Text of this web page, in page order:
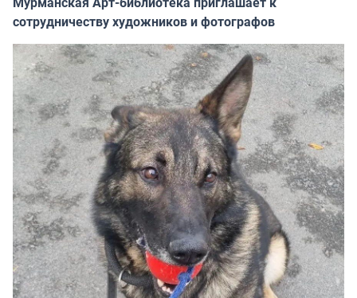
сотрудничеству художников и фотографов